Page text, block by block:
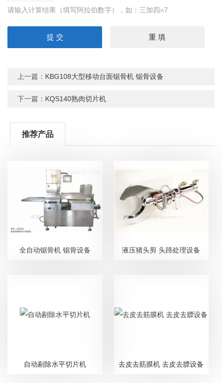
请输入计算结果（填写阿拉伯数字），如：三加四=7
上一篇： KBG108大型移动台面锯骨机 锯骨设备
下一篇： KQS140熟肉切片机
推荐产品
全自动锯骨机 锯骨设备 液压猪头剪 头蹄处理设备
自动剔除水平切片机 去皮去筋膜机 去皮去膘设备